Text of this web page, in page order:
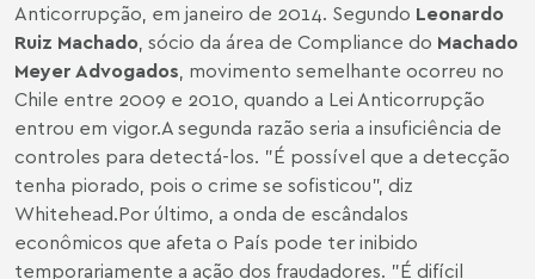
Anticorrupção, em janeiro de 2014. Segundo Leonardo
Ruiz Machado, sócio da área de Compliance do Machado
Meyer Advogados, movimento semelhante ocorreu no
Chile entre 2009 e 2010, quando a Lei Anticorrupção
entrou em vigor.A segunda razão seria a insuficiência de
controles para detectá-los. "É possível que a detecção
tenha piorado, pois o crime se sofisticou", diz
Whitehead.Por último, a onda de escândalos
econômicos que afeta o País pode ter inibido
temporariamente a ação dos fraudadores. "É difícil